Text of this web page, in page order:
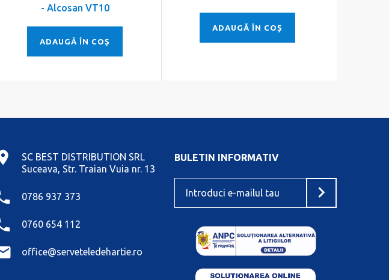
- Alcosan VT10
ADAUGĂ ÎN COȘ
ADAUGĂ ÎN COȘ
SC BEST DISTRIBUTION SRL
Suceava, Str. Traian Vuia nr. 13
0786 937 373
0760 654 112
office@serveteledehartie.ro
BULETIN INFORMATIV